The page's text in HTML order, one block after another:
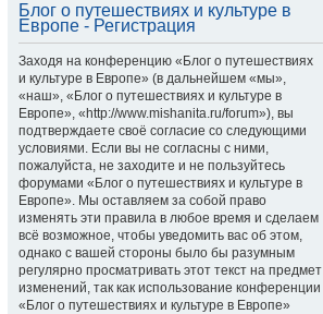
Блог о путешествиях и культуре в
Европе - Регистрация
Заходя на конференцию «Блог о путешествиях
и культуре в Европе» (в дальнейшем «мы»,
«наш», «Блог о путешествиях и культуре в
Европе», «http://www.mishanita.ru/forum»), вы
подтверждаете своё согласие со следующими
условиями. Если вы не согласны с ними,
пожалуйста, не заходите и не пользуйтесь
форумами «Блог о путешествиях и культуре в
Европе». Мы оставляем за собой право
изменять эти правила в любое время и сделаем
всё возможное, чтобы уведомить вас об этом,
однако с вашей стороны было бы разумным
регулярно просматривать этот текст на предмет
изменений, так как использование конференции
«Блог о путешествиях и культуре в Европе»